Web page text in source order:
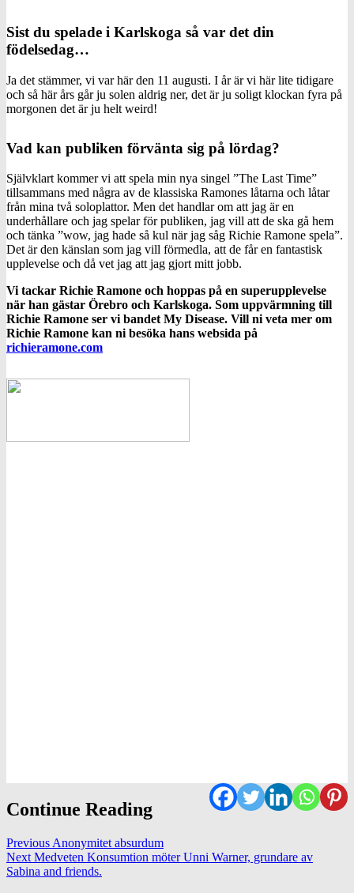
Sist du spelade i Karlskoga så var det din
födelsedag…
Ja det stämmer, vi var här den 11 augusti. I år är vi här lite tidigare
och så här års går ju solen aldrig ner, det är ju soligt klockan fyra på
morgonen det är ju helt weird!
Vad kan publiken förvänta sig på lördag?
Självklart kommer vi att spela min nya singel ”The Last Time”
tillsammans med några av de klassiska Ramones låtarna och låtar
från mina två soloplattor. Men det handlar om att jag är en
underhållare och jag spelar för publiken, jag vill att de ska gå hem
och tänka ”wow, jag hade så kul när jag såg Richie Ramone spela”.
Det är den känslan som jag vill förmedla, att de får en fantastisk
upplevelse och då vet jag att jag gjort mitt jobb.
Vi tackar Richie Ramone och hoppas på en superupplevelse
när han gästar Örebro och Karlskoga. Som uppvärmning till
Richie Ramone ser vi bandet My Disease. Vill ni veta mer om
Richie Ramone kan ni besöka hans websida på
richieramone.com
Continue Reading
Previous Anonymitet absurdum
Next Medveten Konsumtion möter Unni Warner, grundare av
Sabina and friends.